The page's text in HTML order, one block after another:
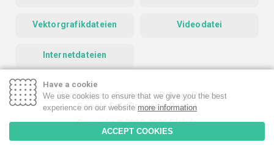
Vektorgrafikdateien Videodatei
Internetdateien
Homepage Contact
Privacy Policy
Google Safe Browsing Report
Copyright © 2019-2026 FileInfo
Have a cookie
We use cookies to ensure that we give you the best
experience on our website more information
ACCEPT COOKIES